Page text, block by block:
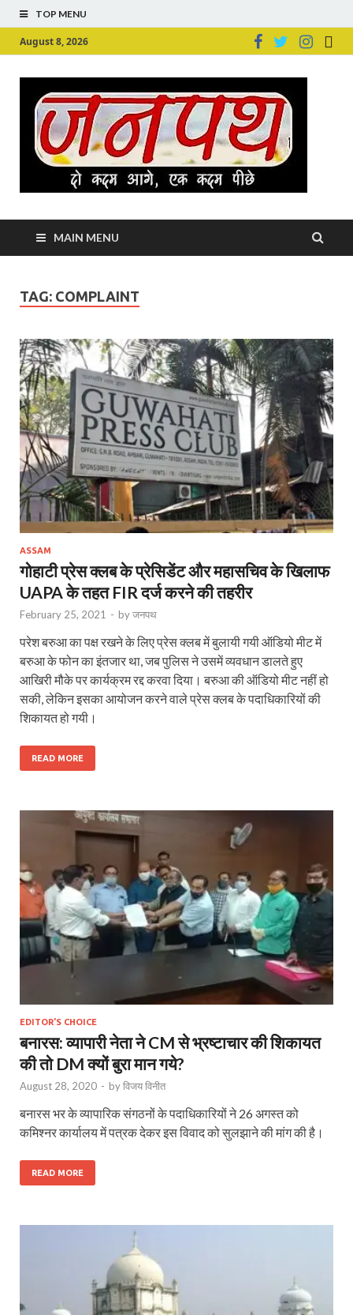
TOP MENU
August 8, 2026
MAIN MENU
TAG: COMPLAINT
ASSAM
गोहाटी प्रेस क्‍लब के प्रेसिडेंट और महासचिव के खिलाफ
UAPA के तहत FIR दर्ज करने की तहरीर
February 25, 2021 - byजनपथ
परेश बरुआ का पक्ष रखने के लिए प्रेस क्‍लब में बुलायी गयी ऑडियो मीट में
बरुआ के फोन का इंतजार था, जब पुलिस ने उसमें व्‍यवधान डालते हुए
आखिरी मौके पर कार्यक्रम रद्द करवा दिया। बरुआ की ऑडियो मीट नहीं हो
सकी, लेकिन इसका आयोजन करने वाले प्रेस क्‍लब के पदाधिकारियों की
शिकायत हो गयी।
READ MORE
EDITOR'S CHOICE
बनारस: व्यापारी नेता ने CM से भ्रष्टाचार की शिकायत
की तो DM क्यों बुरा मान गये?
August 28, 2020 - byविजय विनीत
बनारस भर के व्यापारि‍क संगठनों के पदाधिकारियों ने 26 अगस्‍त को
कमिश्नर कार्यालय में पत्रक देकर इस विवाद को सुलझाने की मांग की है।
READ MORE